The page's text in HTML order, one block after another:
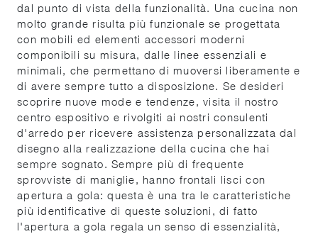
dal punto di vista della funzionalità. Una cucina non
molto grande risulta più funzionale se progettata
con mobili ed elementi accessori moderni
componibili su misura, dalle linee essenziali e
minimali, che permettano di muoversi liberamente e
di avere sempre tutto a disposizione. Se desideri
scoprire nuove mode e tendenze, visita il nostro
centro espositivo e rivolgiti ai nostri consulenti
d'arredo per ricevere assistenza personalizzata dal
disegno alla realizzazione della cucina che hai
sempre sognato. Sempre più di frequente
sprovviste di maniglie, hanno frontali lisci con
apertura a gola: questa è una tra le caratteristiche
più identificative di queste soluzioni, di fatto
l'apertura a gola regala un senso di essenzialità,